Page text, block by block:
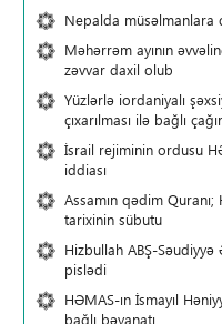
Nepalda müsəlmanlara
Məhərrəm ayının
zəvvar daxil olub
Yüzlərlə iordaniyalı
çıxarılması ilə bağlı
İsrail rejiminin ordusu
iddiası
Assamın qədim
tarixinin sübutu
Hizbullah ABŞ-Səudiyyə
pislədi
HƏMAS-ın İsmayıl
bağlı bəyanatı